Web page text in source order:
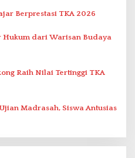
Berprestasi TKA 2026
Hukum dari Warisan Budaya
Raih Nilai Tertinggi TKA
Madrasah, Siswa Antusias